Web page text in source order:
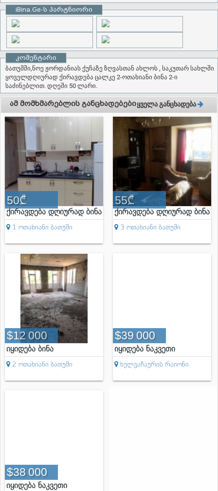
iBina.Ge-ს პარტნიორი
კომენტარი
ბათუმში,ნოე ჟორდანიას ქუჩაზე ზღვასთან ახლოს , საკუთარ სახლში
ყოველდღიურად ქირავდება ცალკე 2-ოთახიანი ბინა 2-ი
საძინებლით. დღეში 50 ლარი.
ამ მომხმარებლის განცხადებებიყველა განცხადება
50
ქირავდება დღიურად ბინა
1 ოთახიანი ბათუმი
55
ქირავდება დღიურად ბინა
3 ოთახიანი ბათუმი
12 000
იყიდება ბინა
2 ოთახიანი ბათუმი
39 000
იყიდება ნაკვეთი
ხელვაჩაურის რაიონი
38 000
იყიდება ნაკვეთი